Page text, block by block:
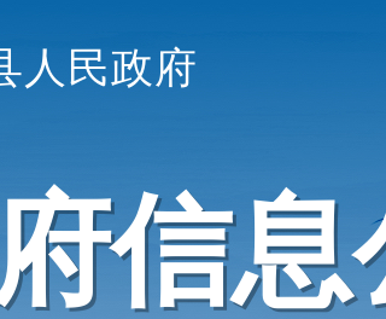
人民政府
信息